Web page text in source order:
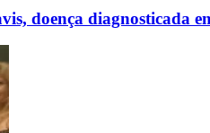
doença diagnosticada